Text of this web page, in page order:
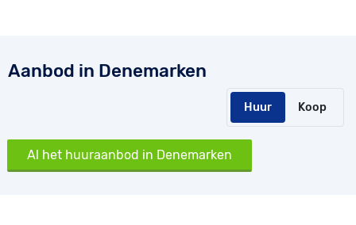
Aanbod in Denemarken
Huur Koop
Al het huuraanbod in Denemarken